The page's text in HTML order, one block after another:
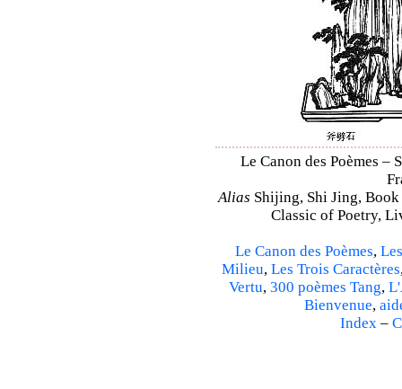
Le Canon des Poèmes
Alias Shijing, Shi Jing,
Classic of Poetry,
Le Canon des Poèmes,
Milieu, Les Trois Caractères
Vertu, 300 poèmes Tang,
Bienvenue,
Index–